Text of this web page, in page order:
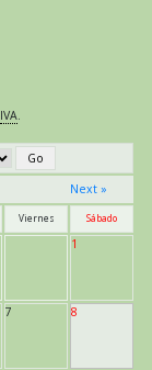
IVA
Next »
Viernes Sábado
1
7 8